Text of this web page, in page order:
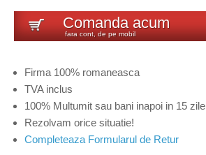
Comanda acum
fara cont, de pe mobil
Firma 100% romaneasca
TVA inclus
100% Multumit sau bani inapoi in 15 zile
Rezolvam orice situatie!
Completeaza Formularul de Retur